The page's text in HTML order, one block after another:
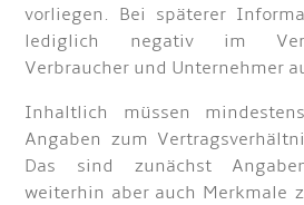
vorliegen. Bei späterer
lediglich negativ im
Verbraucher und Unternehmer
Inhaltlich müssen
Angaben zum
Das sind zunächst
weiterhin aber auch Merkmale